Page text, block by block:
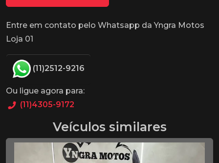
Entre em contato pelo Whatsapp da Yngra Motos
Loja 01
(11)2512-9216
Ou ligue agora para:
(11)4305-9172
Veículos similares